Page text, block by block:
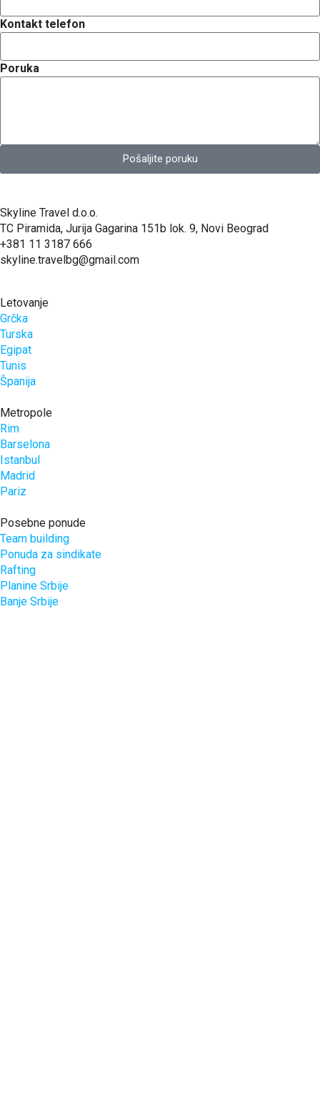
Kontakt telefon
Poruka
Pošaljite poruku
Skyline Travel d.o.o.
TC Piramida, Jurija Gagarina 151b lok. 9, Novi Beograd
+381 11 3187 666
skyline.travelbg@gmail.com
Letovanje
Grčka
Turska
Egipat
Tunis
Španija
Metropole
Rim
Barselona
Istanbul
Madrid
Pariz
Posebne ponude
Team building
Ponuda za sindikate
Rafting
Planine Srbije
Banje Srbije